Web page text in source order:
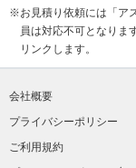
お見積り依頼には「ア
員は対応不可となりま
リンクします。
会社概要
プライバシーポリシー
ご利用規約